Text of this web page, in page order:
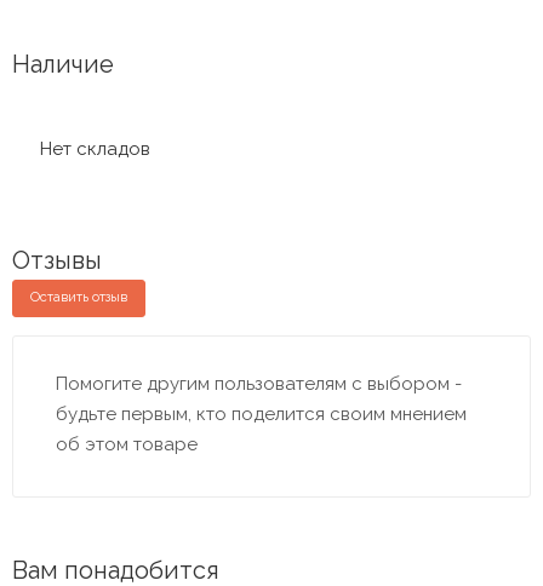
Наличие
Нет складов
Отзывы
Оставить отзыв
Помогите другим пользователям с выбором -
будьте первым, кто поделится своим мнением
об этом товаре
Вам понадобится